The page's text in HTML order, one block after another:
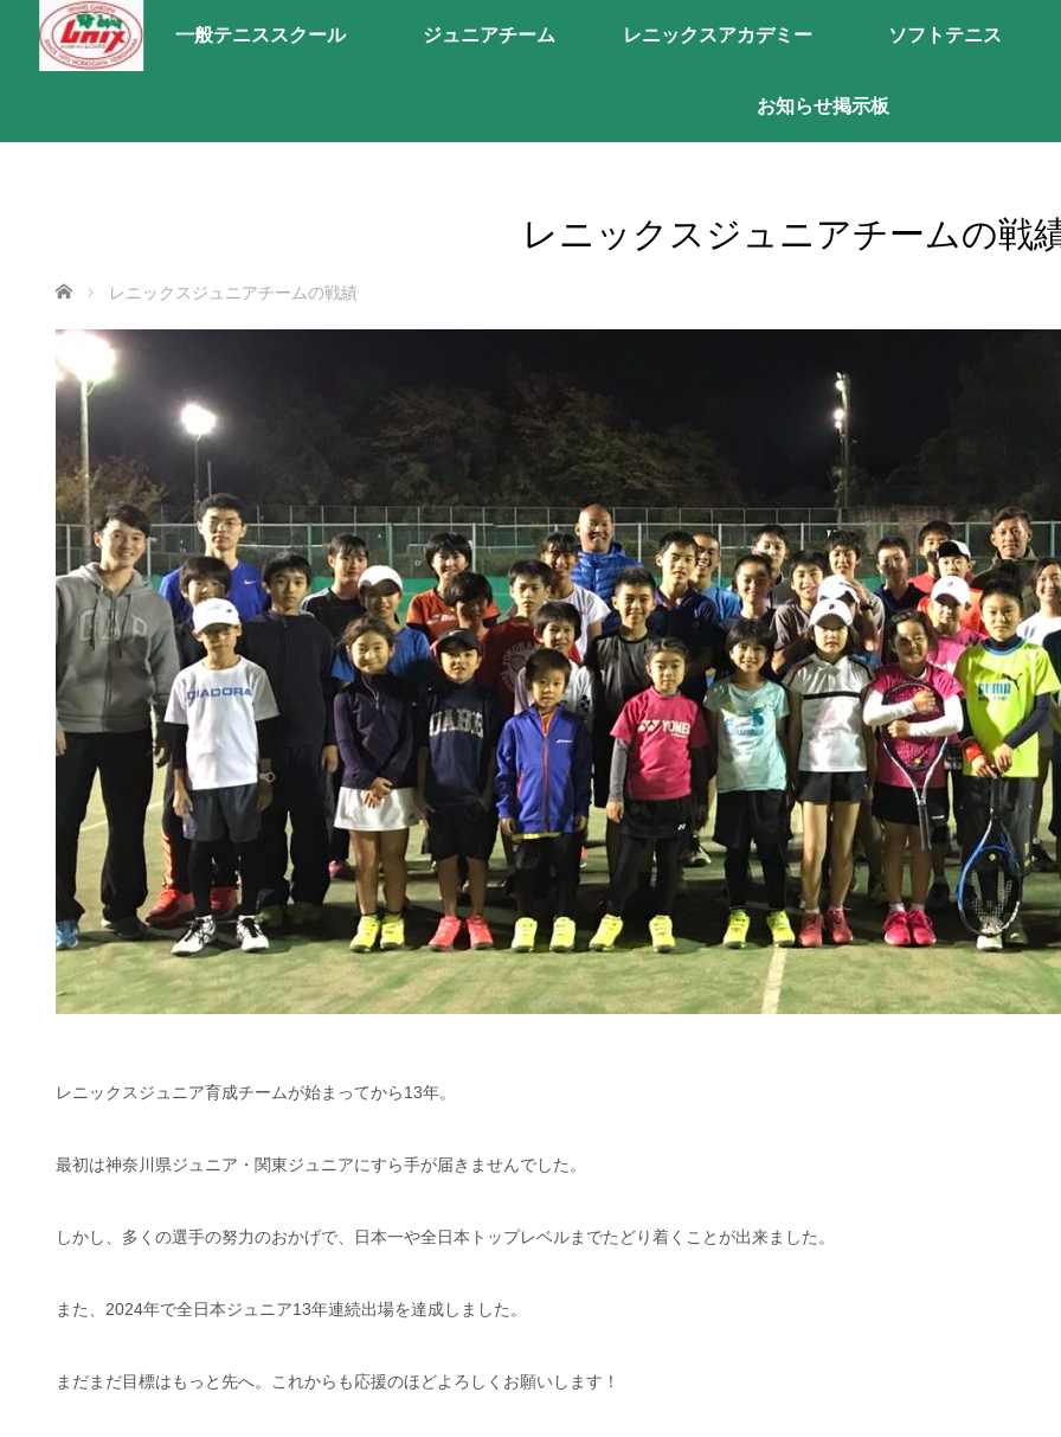
一般テニススクール ジュニアチーム レニックスアカデミー ソフトテニス
お知らせ掲示板
レニックスジュニアチームの戦
ホーム レニックスジュニアチームの戦績
レニックスジュニア育成チームが始まってから13年。
最初は神奈川県ジュニア・関東ジュニアにすら手が届きませんでした。
しかし、多くの選手の努力のおかげで、日本一や全日本トップレベルまでたどり着くことが出来ました。
また、2024年で全日本ジュニア13年連続出場を達成しました。
まだまだ目標はもっと先へ。これからも応援のほどよろしくお願いします！